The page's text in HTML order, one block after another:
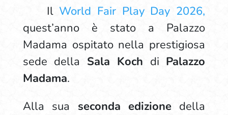
Il World Fair Play Day 2026,
quest’anno è stato a Palazzo
Madama ospitato nella prestigiosa
sede della Sala Koch di Palazzo
Madama.
Alla sua seconda edizionedella